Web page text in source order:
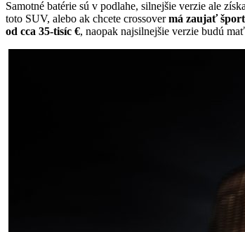
Samotné batérie sú v podlahe, silnejšie verzie ale
toto SUV, alebo ak chcete crossovermá zaujať
od cca 35-tisíc €, naopak najsilnejšie verzie budú